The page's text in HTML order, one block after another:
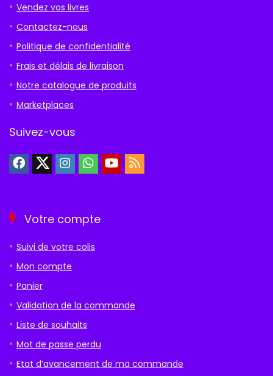
Vendez vos livres
Contactez-nous
Politique de confidentialité
Frais et délais de livraison
Notre catalogue de produits
Marketplaces
Suivez-vous
Votre compte
Suivi de votre colis
Mon compte
Panier
Validation de la commande
Liste de souhaits
Mot de passe perdu
Etat d’avancement de ma commande